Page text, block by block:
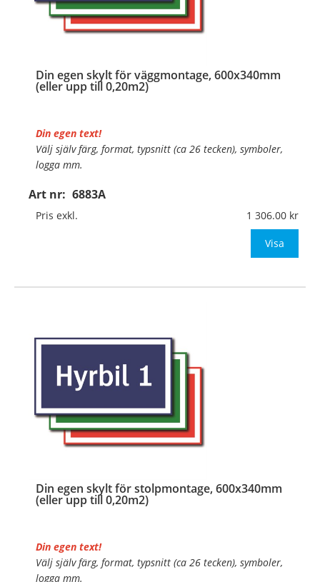
Din egen skylt för väggmontage, 600x340mm
(eller upp till 0,20m2)
Art nr: 6883A
Din egen text!
Välj själv färg, format, typsnitt (ca 26 tecken), symboler,
logga mm.
Material:Plan aluminium, 0,7mm (väggmontage)
Mått:600x340mm (eller annat mått upp till 0,20m²)
Pris exkl. 1 306.00
Visa
Din egen skylt för stolpmontage, 600x340mm
(eller upp till 0,20m2)
Din egen text!
Välj själv färg, format, typsnitt (ca 26 tecken), symboler,
logga mm.